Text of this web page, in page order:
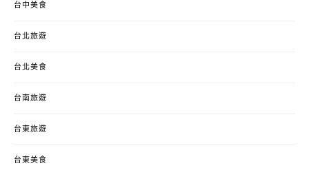
台中美食
台北旅遊
台北美食
台南旅遊
台東旅遊
台東美食